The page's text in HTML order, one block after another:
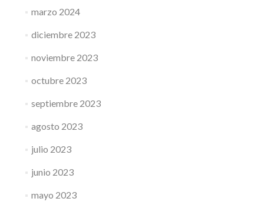
marzo 2024
diciembre 2023
noviembre 2023
octubre 2023
septiembre 2023
agosto 2023
julio 2023
junio 2023
mayo 2023